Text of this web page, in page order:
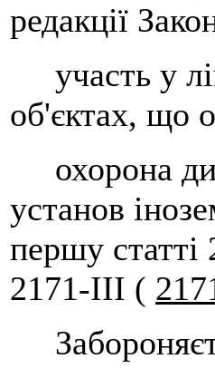
редакції
участь у
об'єктах, що
охорона
установ
першу статті
2171-III (